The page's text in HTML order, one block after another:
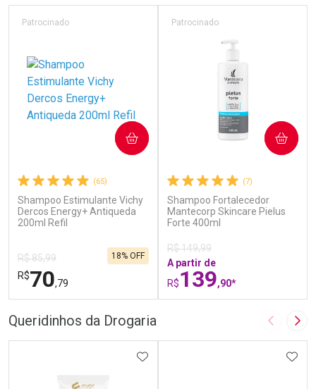
(65)
Shampoo Estimulante Vichy
Dercos Energy+ Antiqueda
200ml Refil
Patrocinado
R$ 85,99
R$70,79
18% OFF
COMPRAR
(7)
Shampoo Fortalecedor
Mantecorp Skincare Pielus
Forte 400ml
Patrocinado
R$ 149,99
A partir de
R$139,90*
COMPRAR
Queridinhos da Drogaria Imagem
ADICIONAR AOS FAVORITOS